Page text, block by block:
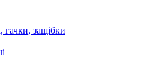
защібки